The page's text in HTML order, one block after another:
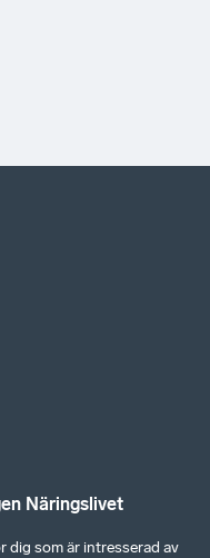
Näringslivet
dig som är intresserad av